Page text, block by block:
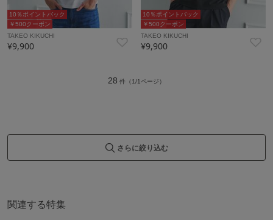
￥500クーポン
10％ポイントバック
TAKEO KIKUCHI
¥9,900
￥500クーポン
10％ポイントバック
TAKEO KIKUCHI
¥9,900
28 件（1/1ページ）
さらに絞り込む
関連する特集